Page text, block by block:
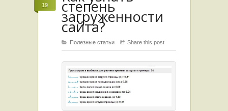
19 степень
загруженности
сайта?
Полезные статьи Share this post